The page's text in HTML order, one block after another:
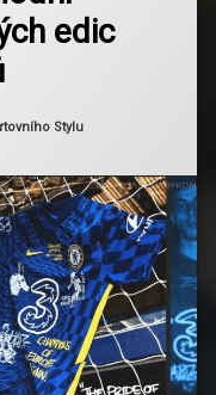
edic
13 května, 2024
Stylu